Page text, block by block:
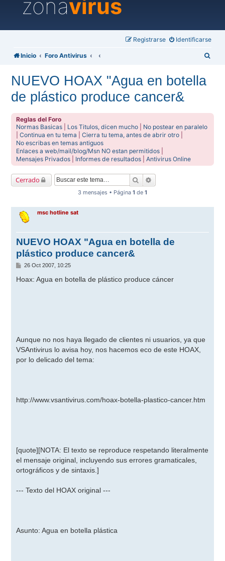
zonavirus
Identificarse
Registrarse
Inicio Foro Antivirus
NUEVO HOAX "Agua en botella
de plástico produce cancer&
Reglas del Foro
Normas Basicas
Los Titulos, dicen mucho
No postear en paralelo
|Continua en tu tema |Cierra tu tema, antes de abrir otro
No escribas en temas antiguos
Enlaces a web/mail/blog/Msn NO estan permitidos
Mensajes Privados
Informes de resultados |Antivirus Online
Cerrado Buscar
3 mensajes • Página 1 de 1
msc hotline sat
NUEVO HOAX "Agua en botella de
plástico produce cancer&
M
n
26 Oct 2007, 10:25
Hoax: Agua en botella de plástico produce cáncer
Aunque no nos haya llegado de clientes ni usuarios, ya que
VSAntivirus lo avisa hoy, nos hacemos eco de este HOAX,
por lo delicado del tema:
http://www.vsantivirus.com/hoax-botella-plastico-cancer.htm
[quote][NOTA: El texto se reproduce respetando literalmente
el mensaje original, incluyendo sus errores gramaticales,
ortográficos y de sintaxis.]
--- Texto del HOAX original ---
Asunto: Agua en botella plástica